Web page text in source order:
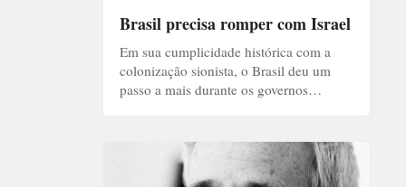
Brasil precisa romper com Israel
Em sua cumplicidade histórica com a
colonização sionista, o Brasil deu um
passo a mais durante os governos…